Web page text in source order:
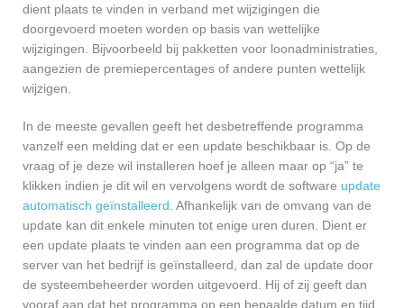
dient plaats te vinden in verband met wijzigingen die
doorgevoerd moeten worden op basis van wettelijke
wijzigingen. Bijvoorbeeld bij pakketten voor loonadministraties,
aangezien de premiepercentages of andere punten wettelijk
wijzigen.
In de meeste gevallen geeft het desbetreffende programma
vanzelf een melding dat er een update beschikbaar is. Op de
vraag of je deze wil installeren hoef je alleen maar op “ja” te
klikken indien je dit wil en vervolgens wordt de software update
automatisch geïnstalleerd. Afhankelijk van de omvang van de
update kan dit enkele minuten tot enige uren duren. Dient er
een update plaats te vinden aan een programma dat op de
server van het bedrijf is geïnstalleerd, dan zal de update door
de systeembeheerder worden uitgevoerd. Hij of zij geeft dan
vooraf aan dat het programma op een bepaalde datum en tijd